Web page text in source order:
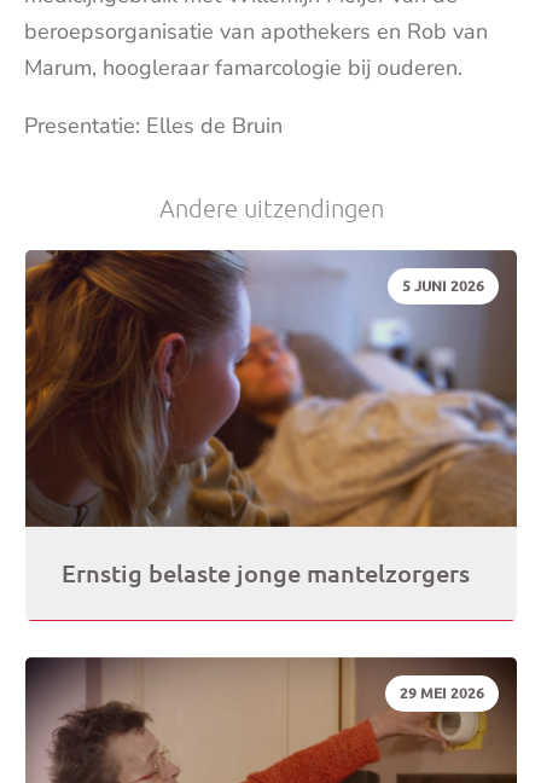
beroepsorganisatie van apothekers en Rob van
Marum, hoogleraar famarcologie bij ouderen.
Presentatie: Elles de Bruin
Andere uitzendingen
DATUM:
5 JUNI 2026
Ernstig belaste jonge mantelzorgers
DATUM:
29 MEI 2026